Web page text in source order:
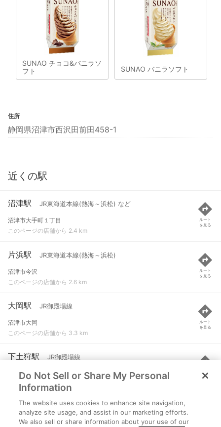
SUNAO チョコ&バニラソ
フト
SUNAO バニラソフト
住所
静岡県沼津市西沢田前田458-1
近くの駅
沼津駅 JR東海道本線(熱海～浜松) など
沼津市大手町１丁目
このページの店舗から 2.4 km
ルート
を見る
片浜駅 JR東海道本線(熱海～浜松)
沼津市今沢
このページの店舗から 2.6 km
ルート
を見る
大岡駅 JR御殿場線
沼津市大岡
このページの店舗から 3.3 km
ルート
を見る
下土狩駅 JR御殿場線
駿東郡長泉町下土狩
このページの店舗から 4.4 km
ルート
を見る
原駅 JR東海道本線(熱海～浜松)
沼津市原
Do Not Sell or Share My Personal
Information
The website uses cookies to enhance site navigation,
analyze site usage, and assist in our marketing efforts.
We also sell or share information about your use of our